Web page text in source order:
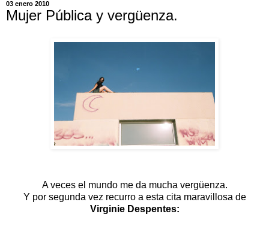
03 enero 2010
Mujer Pública y vergüenza.
A veces el mundo me da mucha vergüenza.
Y por segunda vez recurro a esta cita maravillosa de
Virginie Despentes: